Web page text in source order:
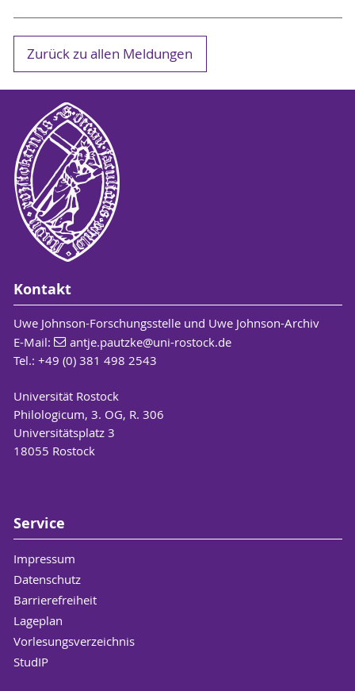
Zurück zu allen Meldungen
Kontakt
Uwe Johnson-Forschungsstelle und Uwe Johnson-Archiv
E-Mail:
antje.pautzke@uni-rostock.de
Tel.: +49 (0) 381 498 2543
Universität Rostock
Philologicum, 3. OG, R. 306
Universitätsplatz 3
18055 Rostock
Service
Impressum
Datenschutz
Barrierefreiheit
Lageplan
Vorlesungsverzeichnis
StudIP